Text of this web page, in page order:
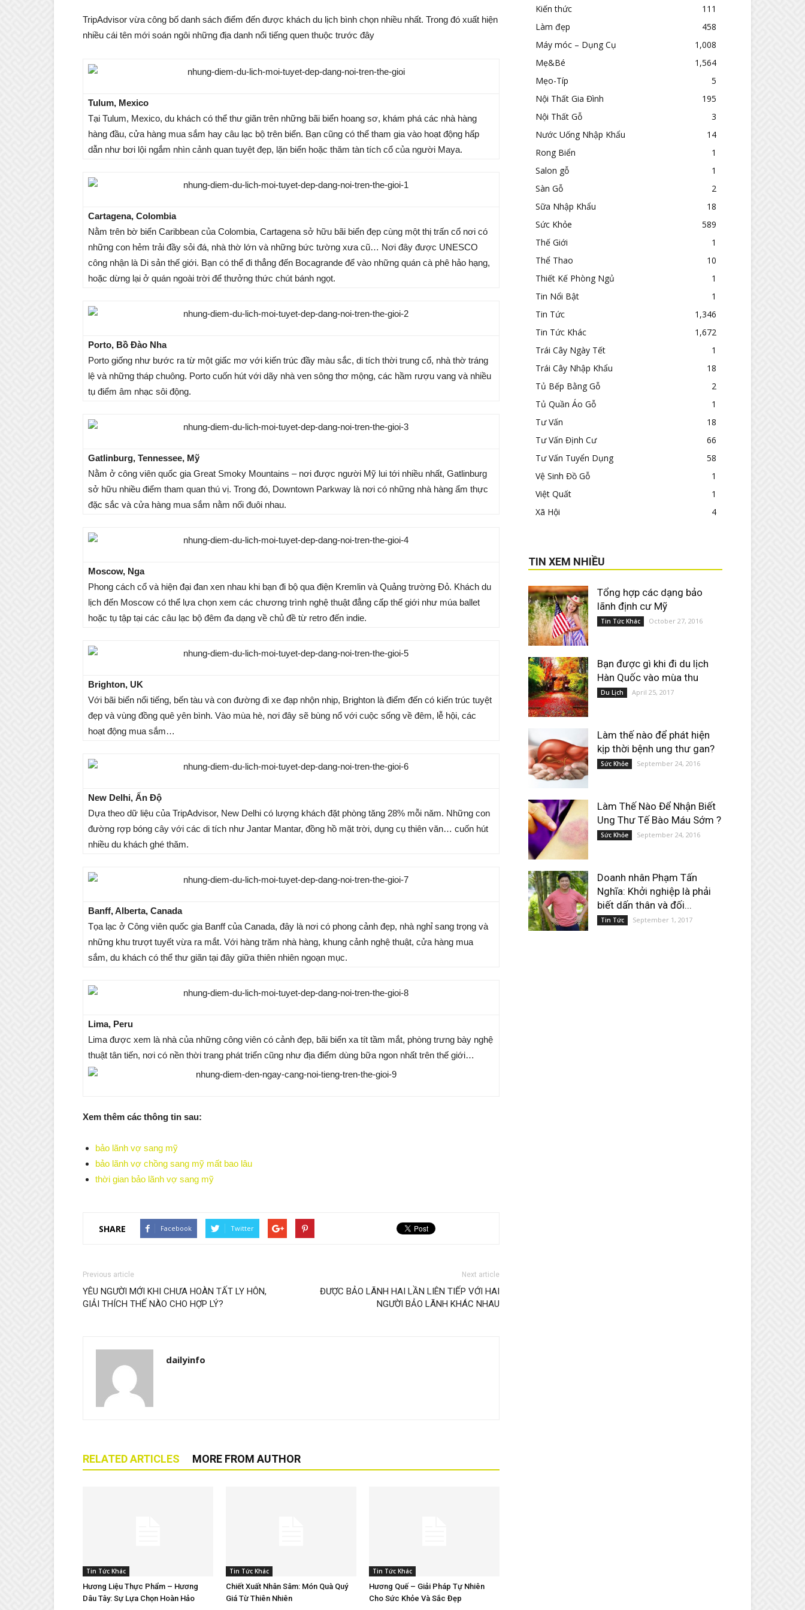
TripAdvisor vừa công bố danh sách điểm đến được khách du lịch bình chọn nhiều nhất. Trong đó xuất hiện
nhiều cái tên mới soán ngôi những địa danh nổi tiếng quen thuộc trước đây
Tulum, Mexico
Tại Tulum, Mexico, du khách có thể thư giãn trên những bãi biển hoang sơ, khám phá các nhà hàng
hàng đầu, cửa hàng mua sắm hay câu lạc bộ trên biển. Bạn cũng có thể tham gia vào hoạt động hấp
dẫn như bơi lội ngắm nhìn cảnh quan tuyệt đẹp, lặn biển hoặc thăm tàn tích cổ của người Maya.
Cartagena, Colombia
Nằm trên bờ biển Caribbean của Colombia, Cartagena sở hữu bãi biển đẹp cùng một thị trấn cổ nơi có
những con hẻm trải đầy sỏi đá, nhà thờ lớn và những bức tường xưa cũ… Nơi đây được UNESCO
công nhận là Di sản thế giới. Bạn có thể đi thẳng đến Bocagrande để vào những quán cà phê hảo hạng,
hoặc dừng lại ở quán ngoài trời để thưởng thức chút bánh ngọt.
Porto, Bồ Đào Nha
Porto giống như bước ra từ một giấc mơ với kiến trúc đầy màu sắc, di tích thời trung cổ, nhà thờ tráng
lệ và những tháp chuông. Porto cuốn hút với dãy nhà ven sông thơ mộng, các hầm rượu vang và nhiều
tụ điểm âm nhạc sôi động.
Gatlinburg, Tennessee, Mỹ
Nằm ở công viên quốc gia Great Smoky Mountains – nơi được người Mỹ lui tới nhiều nhất, Gatlinburg
sở hữu nhiều điểm tham quan thú vị. Trong đó, Downtown Parkway là nơi có những nhà hàng ẩm thực
đặc sắc và cửa hàng mua sắm nằm nối đuôi nhau.
Moscow, Nga
Phong cách cổ và hiện đại đan xen nhau khi bạn đi bộ qua điện Kremlin và Quảng trường Đỏ. Khách du
lịch đến Moscow có thể lựa chọn xem các chương trình nghệ thuật đẳng cấp thế giới như múa ballet
hoặc tụ tập tại các câu lạc bộ đêm đa dạng về chủ đề từ retro đến indie.
Brighton, UK
Với bãi biển nổi tiếng, bến tàu và con đường đi xe đạp nhộn nhịp, Brighton là điểm đến có kiến trúc tuyệt
đẹp và vùng đồng quê yên bình. Vào mùa hè, nơi đây sẽ bùng nổ với cuộc sống về đêm, lễ hội, các
hoạt động mua sắm…
New Delhi, Ấn Độ
Dựa theo dữ liệu của TripAdvisor, New Delhi có lượng khách đặt phòng tăng 28% mỗi năm. Những con
đường rợp bóng cây với các di tích như Jantar Mantar, đồng hồ mặt trời, dụng cụ thiên văn… cuốn hút
nhiều du khách ghé thăm.
Banff, Alberta, Canada
Tọa lạc ở Công viên quốc gia Banff của Canada, đây là nơi có phong cảnh đẹp, nhà nghỉ sang trọng và
những khu trượt tuyết vừa ra mắt. Với hàng trăm nhà hàng, khung cảnh nghệ thuật, cửa hàng mua
sắm, du khách có thể thư giãn tại đây giữa thiên nhiên ngoạn mục.
Lima, Peru
Lima được xem là nhà của những công viên có cảnh đẹp, bãi biển xa tít tầm mắt, phòng trưng bày nghệ
thuật tân tiến, nơi có nền thời trang phát triển cũng như địa điểm dùng bữa ngon nhất trên thế giới…
Xem thêm các thông tin sau:
bảo lãnh vợ sang mỹ
bảo lãnh vợ chồng sang mỹ mất bao lâu
thời gian bảo lãnh vợ sang mỹ
SHARE Facebook Twitter
Previous article
YÊU NGƯỜI MỚI KHI CHƯA HOÀN TẤT LY HÔN,
GIẢI THÍCH THẾ NÀO CHO HỢP LÝ?
Next article
ĐƯỢC BẢO LÃNH HAI LẦN LIÊN TIẾP VỚI HAI
NGƯỜI BẢO LÃNH KHÁC NHAU
dailyinfo
RELATED ARTICLES MORE FROM AUTHOR
Tin Tức Khác
Hương Liệu Thực Phẩm – Hương
Dâu Tây: Sự Lựa Chọn Hoàn Hảo
Tin Tức Khác
Chiết Xuất Nhân Sâm: Món Quà Quý
Giá Từ Thiên Nhiên
Tin Tức Khác
Hương Quế – Giải Pháp Tự Nhiên
Cho Sức Khỏe Và Sắc Đẹp
Kiến thức
111
Làm đẹp
458
Máy móc – Dụng Cụ
1,008
Mẹ&Bé
1,564
Mẹo-Típ
5
Nội Thất Gia Đình
195
Nội Thất Gỗ
3
Nước Uống Nhập Khẩu
14
Rong Biển
1
Salon gỗ
1
Sàn Gỗ
2
Sữa Nhập Khẩu
18
Sức Khỏe
589
Thế Giới
1
Thể Thao
10
Thiết Kế Phòng Ngủ
1
Tin Nổi Bật
1
Tin Tức
1,346
Tin Tức Khác
1,672
Trái Cây Ngày Tết
1
Trái Cây Nhập Khẩu
18
Tủ Bếp Bằng Gỗ
2
Tủ Quần Áo Gỗ
1
Tư Vấn
18
Tư Vấn Định Cư
66
Tư Vấn Tuyển Dụng
58
Vệ Sinh Đồ Gỗ
1
Việt Quất
1
Xã Hội
4
TIN XEM NHIỀU
Tổng hợp các dạng bảo
lãnh định cư Mỹ
Tin Tức Khác October 27, 2016
Bạn được gì khi đi du lịch
Hàn Quốc vào mùa thu
Du Lịch April 25, 2017
Làm thế nào để phát hiện
kịp thời bệnh ung thư gan?
Sức Khỏe September 24, 2016
Làm Thế Nào Để Nhận Biết
Ung Thư Tế Bào Máu Sớm ?
Sức Khỏe September 24, 2016
Doanh nhân Phạm Tấn
Nghĩa: Khởi nghiệp là phải
biết dấn thân và đối...
Tin Tức September 1, 2017